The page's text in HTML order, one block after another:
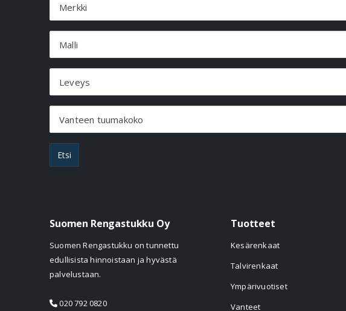
Merkki
Malli
Leveys
Vanteen tuumakoko
Etsi
Suomen Rengastukku Oy
Suomen Rengastukku on tunnettu
edullisista hinnoistaan ja hyvästä
palvelustaan.
020 792 0820
Tuotteet
Kesärenkaat
Talvirenkaat
Ympärivuotiset
Vanteet